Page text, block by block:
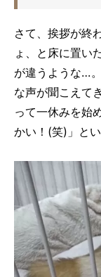
さて、挨拶が終
ょ、と床に置い
が違うような…
な声が聞こえて
って一休みを始
かい！(笑)」とい